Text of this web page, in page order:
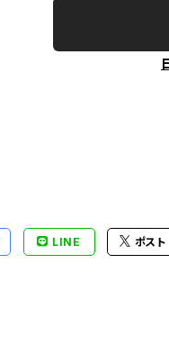
LINE ポスト